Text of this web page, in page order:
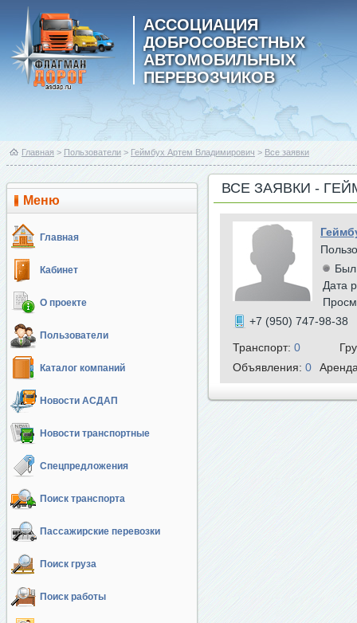
АССОЦИАЦИЯ
ДОБРОСОВЕСТНЫХ
АВТОМОБИЛЬНЫХ
ПЕРЕВОЗЧИКОВ
Главная > Пользователи > Геймбух Артем Владимирович > Все заявки
Меню
Главная
Кабинет
О проекте
Пользователи
Каталог компаний
Новости АСДАП
Новости транспортные
Спецпредложения
Поиск транспорта
Пассажирские перевозки
Поиск груза
Поиск работы
ВСЕ ЗАЯВКИ -
Был
Дата
+7 (950) 747-98-38
Транспорт: 0
Объявления: 0